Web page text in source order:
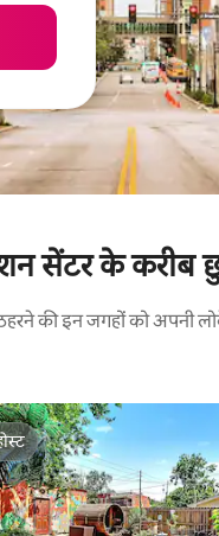
सेंटर के करीब
की इन जगहों को अपनी